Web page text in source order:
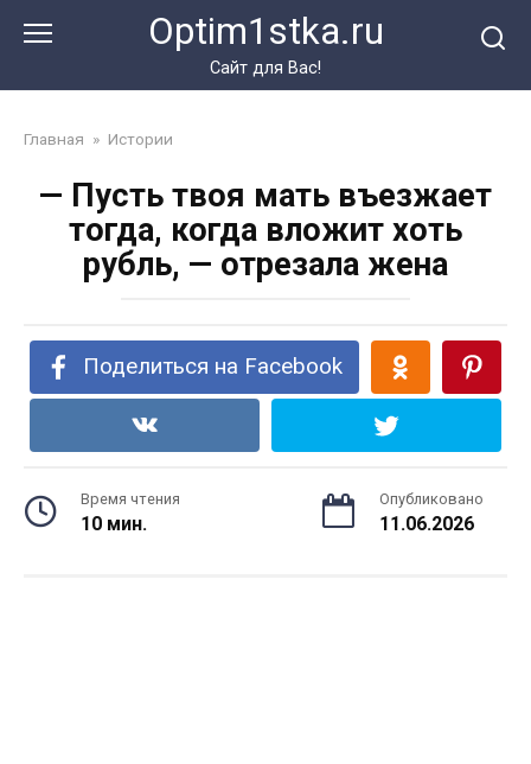
Optim1stka.ru
Сайт для Вас!
Главная » Истории
— Пусть твоя мать въезжает
тогда, когда вложит хоть
рубль, — отрезала жена
Поделиться на Facebook
Время чтения
10 мин.
Опубликовано
11.06.2026